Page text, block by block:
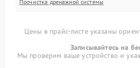
Прочистка дренажной системы
Цены в прайс-листе указаны
Записывайтесь на
Мы проверим ваше устройство и